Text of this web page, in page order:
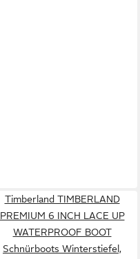
Timberland TIMBERLAND
PREMIUM 6 INCH LACE UP
WATERPROOF BOOT
Schnürboots Winterstiefel,